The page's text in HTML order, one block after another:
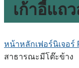
เก้าอี้แถ
หน้าหลักเฟอร์นิเจอร์
สาธารณะมีโต๊ะข้าง